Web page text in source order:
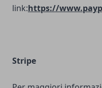
link:https://
Stripe